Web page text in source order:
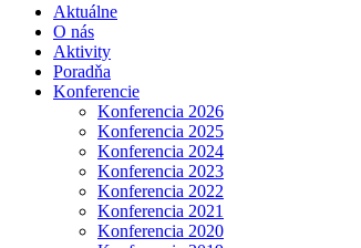
Aktuálne
O nás
Aktivity
Poradňa
Konferencie
Konferencia 2026
Konferencia 2025
Konferencia 2024
Konferencia 2023
Konferencia 2022
Konferencia 2021
Konferencia 2020